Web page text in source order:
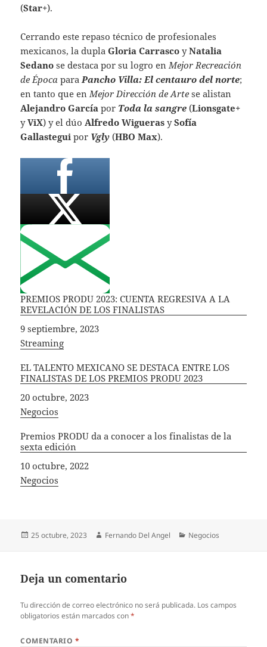
(Star+).
Cerrando este repaso técnico de profesionales
mexicanos, la duplaGloria Carrasco yNatalia
Sedano se destaca por su logro en Mejor Recreación
de Época para Pancho Villa: El centauro del norte;
en tanto que en Mejor Dirección de Arte se alistan
Alejandro García por Toda la sangre (Lionsgate+
yViX) y el dúo Alfredo Wigueras ySofía
Gallastegui por Vgly (HBO Max).
PREMIOS PRODU 2023: CUENTA REGRESIVA A LA
REVELACIÓN DE LOS FINALISTAS
Fecha
9 septiembre, 2023
In relation to
Streaming
EL TALENTO MEXICANO SE DESTACA ENTRE LOS
FINALISTAS DE LOS PREMIOS PRODU 2023
Fecha
20 octubre, 2023
In relation to
Negocios
Premios PRODU da a conocer a los finalistas de la
sexta edición
Fecha
10 octubre, 2022
In relation to
Negocios
Publicado
25 octubre, 2023 Autor
Fernando Del Angel Categorías
Negocios
Deja un comentario
Tu dirección de correo electrónico no será publicada. Los campos
obligatorios están marcados con*
COMENTARIO *